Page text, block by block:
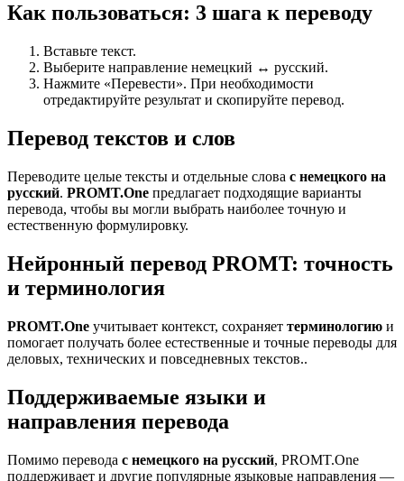
Как пользоваться: 3 шага к переводу
Вставьте текст.
Выберите направление немецкий ↔ русский.
Нажмите «Перевести». При необходимости
отредактируйте результат и скопируйте перевод.
Перевод текстов и слов
Переводите целые тексты и отдельные слова с немецкого на
русский. PROMT.One предлагает подходящие варианты
перевода, чтобы вы могли выбрать наиболее точную и
естественную формулировку.
Нейронный перевод PROMT: точность
и терминология
PROMT.One учитывает контекст, сохраняет терминологию и
помогает получать более естественные и точные переводы для
деловых, технических и повседневных текстов..
Поддерживаемые языки и
направления перевода
Помимо перевода с немецкого на русский, PROMT.One
поддерживает и другие популярные языковые направления —